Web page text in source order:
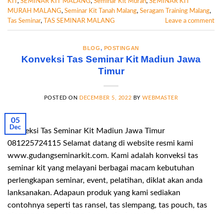
MURAH MALANG, Seminar Kit Tanah Malang, Seragam Training Malang,
Tas Seminar, TAS SEMINAR MALANG Leave a comment
BLOG, POSTINGAN
Konveksi Tas Seminar Kit Madiun Jawa
Timur
POSTED ON DECEMBER 5, 2022 BYWEBMASTER
05
Dec
Konveksi Tas Seminar Kit Madiun Jawa Timur
081225724115 Selamat datang di website resmi kami
www.gudangseminarkit.com. Kami adalah konveksi tas
seminar kit yang melayani berbagai macam kebutuhan
perlengkapan seminar, event, pelatihan, diklat akan anda
lanksanakan. Adapaun produk yang kami sediakan
contohnya seperti tas ransel, tas slempang, tas pouch, tas